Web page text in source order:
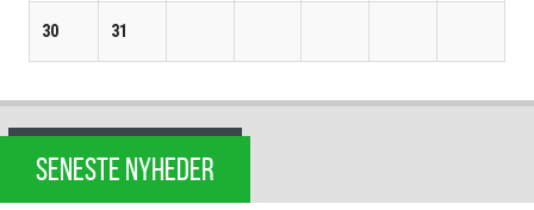
30 31
SENESTE NYHEDER